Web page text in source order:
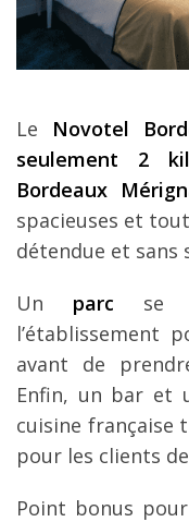
Le Novotel
seulement 2
Bordeaux
spacieuses et
détendue et sans
Un parc se
l’établissement
avant de
Enfin, un bar et
cuisine française
pour les clients
Point bonus